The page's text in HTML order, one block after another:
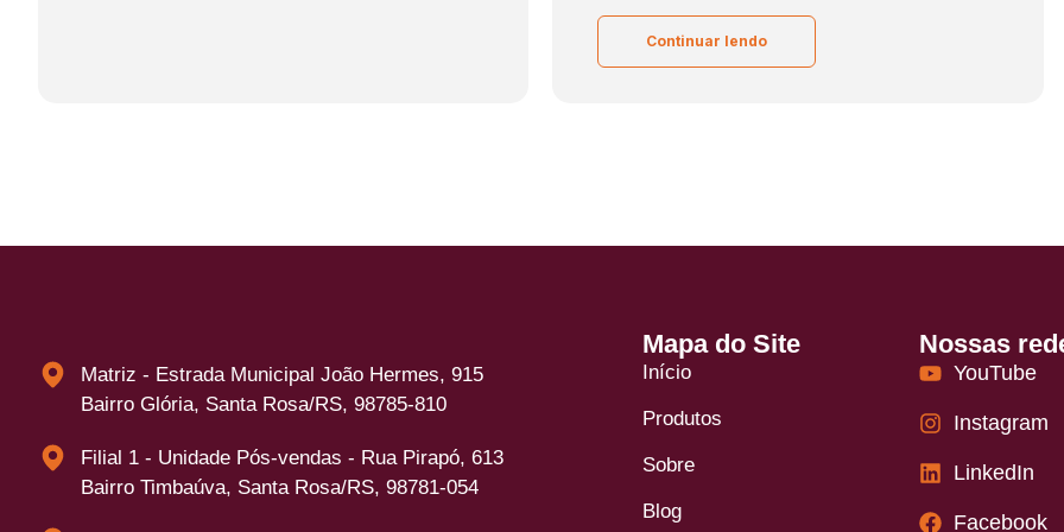
Continuar lendo
Matriz - Estrada Municipal João Hermes, 915
Bairro Glória, Santa Rosa/RS, 98785-810
Filial 1 - Unidade Pós-vendas - Rua Pirapó, 613
Bairro Timbaúva, Santa Rosa/RS, 98781-054
Mapa do Site
Início
Produtos
Sobre
Blog
Nossas
YouTube
Instagram
LinkedIn
Facebook